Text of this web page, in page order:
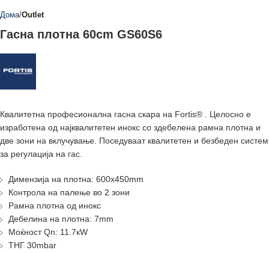
Дома Outlet
Гасна плотна 60cm GS60S6
Квалитетна професионална гасна скара на Fortis® . Целосно е
изработена од најквалитетен инокс со здебелена рамна плотна и
две зони на вклучување. Поседуваат квалитетен и безбеден систем
за регулација на гас.
Димензија на плотна: 600х450mm
Контрола на палење во 2 зони
Рамна плотна од инокс
Дебелина на плотна: 7mm
Моќност Qn: 11.7кW
ТНГ 30mbar